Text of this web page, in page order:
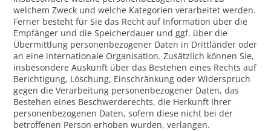
welchem Zweck und welche Kategorien verarbeitet werden.
Ferner besteht für Sie das Recht auf Information über die
Empfänger und die Speicherdauer und ggf. über die
Übermittlung personenbezogener Daten in Drittländer oder
an eine internationale Organisation. Zusätzlich können Sie,
insbesondere Auskunft über das Bestehen eines Rechts auf
Berichtigung, Löschung, Einschränkung oder Widerspruch
gegen die Verarbeitung personenbezogener Daten, das
Bestehen eines Beschwerderechts, die Herkunft Ihrer
personenbezogenen Daten, sofern diese nicht bei der
betroffenen Person erhoben wurden, verlangen.